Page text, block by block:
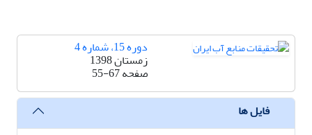
دوره 15، شماره 4
زمستان 1398
صفحه55-67
فایل ها